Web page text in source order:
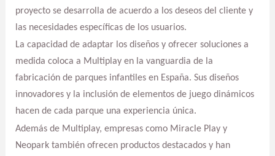
proyecto se desarrolla de acuerdo a los deseos del cliente y
las necesidades específicas de los usuarios.
La capacidad de adaptar los diseños y ofrecer soluciones a
medida coloca a Multiplay en la vanguardia de la
fabricación de parques infantiles en España. Sus diseños
innovadores y la inclusión de elementos de juego dinámicos
hacen de cada parque una experiencia única.
Además de Multiplay, empresas como Miracle Play y
Neopark también ofrecen productos destacados y han